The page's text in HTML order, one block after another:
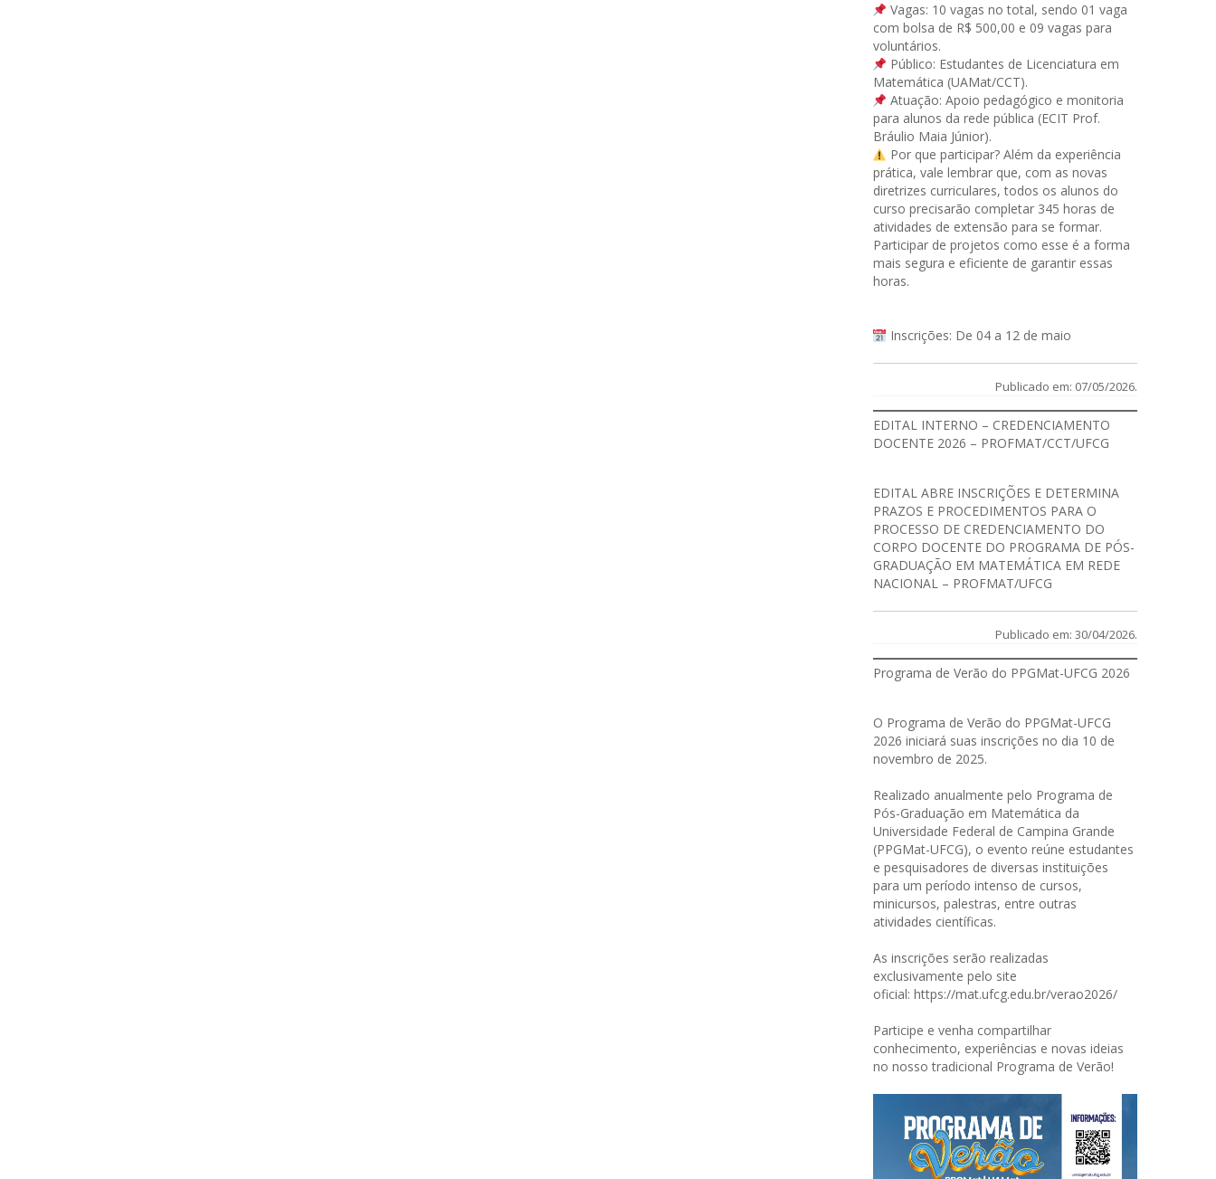
Vagas: 10 vagas no total, sendo 01 vaga
com bolsa de R$ 500,00 e 09 vagas para
voluntários.
Público: Estudantes de Licenciatura em
Matemática (UAMat/CCT).
Atuação: Apoio pedagógico e monitoria
para alunos da rede pública (ECIT Prof.
Bráulio Maia Júnior).
Por que participar? Além da experiência
prática, vale lembrar que, com as novas
diretrizes curriculares, todos os alunos do
curso precisarão completar 345 horas de
atividades de extensão para se formar.
Participar de projetos como esse é a forma
mais segura e eficiente de garantir essas
horas.
Inscrições: De 04 a 12 de maio
Publicado em: 07/05/2026.
EDITAL INTERNO – CREDENCIAMENTO
DOCENTE 2026 – PROFMAT/CCT/UFCG
EDITALABRE INSCRIÇÕES E DETERMINA
PRAZOS E PROCEDIMENTOS PARA O
PROCESSO DE CREDENCIAMENTO DO
CORPO DOCENTE DO PROGRAMA DE PÓS-
GRADUAÇÃO EM MATEMÁTICA EM REDE
NACIONAL – PROFMAT/UFCG
Publicado em: 30/04/2026.
Programa de Verão do PPGMat-UFCG 2026
O Programa de Verão do PPGMat-UFCG
2026 iniciará suas inscrições no dia 10 de
novembro de 2025.
Realizado anualmente pelo Programa de
Pós-Graduação em Matemática da
Universidade Federal de Campina Grande
(PPGMat-UFCG), o evento reúne estudantes
e pesquisadores de diversas instituições
para um período intenso de cursos,
minicursos, palestras, entre outras
atividades científicas.
As inscrições serão realizadas
exclusivamente pelo site
oficial: https://mat.ufcg.edu.br/verao2026/
Participe e venha compartilhar
conhecimento, experiências e novas ideias
no nosso tradicional Programa de Verão!